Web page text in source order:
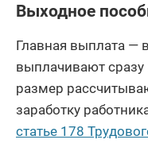
Выходное
Главная выплата —
выплачивают сразу
размер
заработку
статье 178